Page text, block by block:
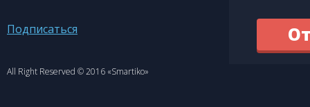
Подписаться
All Right Reserved © 2016 «Smartiko»